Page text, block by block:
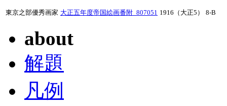
東京之部優秀画家 大正五年度帝国絵画番附_807051 1916（大正5） 8-B
about
解題
凡例